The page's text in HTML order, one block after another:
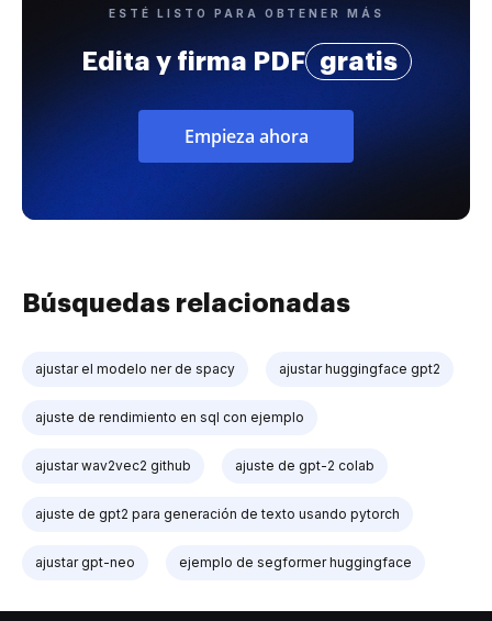
ESTÉ LISTO PARA OBTENER MÁS
Edita y firma PDF gratis
Empieza ahora
Búsquedas relacionadas
ajustar el modelo ner de spacy ajustar huggingface gpt2
ajuste de rendimiento en sql con ejemplo
ajustar wav2vec2 github ajuste de gpt-2 colab
ajuste de gpt2 para generación de texto usando pytorch
ajustar gpt-neo ejemplo de segformer huggingface